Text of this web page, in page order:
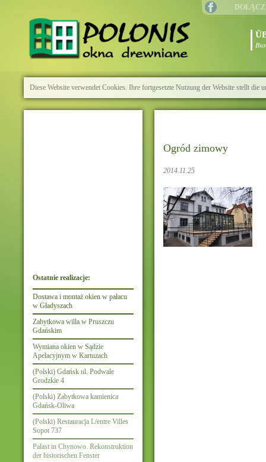
Diese Website verwendet Cookies. Ihre fortgesetzte Nutzung der Website stellt die
Ostatnie realizacje:
Dostawa i montaż okien w pałacu
w Gładyszach
Zabytkowa willa w Pruszczu
Gdańskim
Wymiana okien w Sądzie
Apelacyjnym w Kartuzach
(Polski) Gdańsk ul. Podwale
Grodzkie 4
(Polski) Zabytkowa kamienica
Gdańsk-Oliwa
(Polski) Restauracja L/entre Villes
Sopot 737
Palast in Chynowo. Rekonstruktion
der historischen Fenster
Ogród zimowy
2014.11.25